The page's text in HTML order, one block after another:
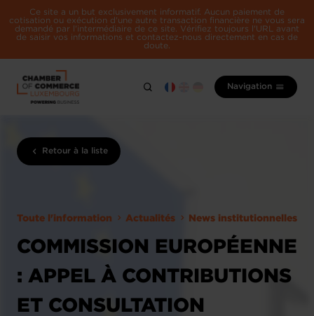
Ce site a un but exclusivement informatif. Aucun paiement de
cotisation ou exécution d'une autre transaction financière ne vous sera
demandé par l'intermédiaire de ce site. Vérifiez toujours l'URL avant
de saisir vos informations et contactez-nous directement en cas de
doute.
Navigation
Retour à la liste
Toute l'information Actualités News institutionnelles
COMMISSION EUROPÉENNE
: APPEL À CONTRIBUTIONS
ET CONSULTATION